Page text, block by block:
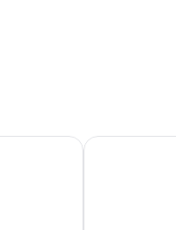
wi fi descanso.CHÁCARA